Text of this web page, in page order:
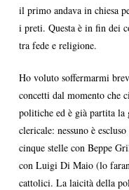
il primo andava in chiesa
i preti. Questa è in fin dei
tra fede e religione.
Ho voluto soffermarmi
concetti dal momento che
politiche ed è già partita la
clericale: nessuno è
cinque stelle con Beppe
con Luigi Di Maio (lo
cattolici. La laicità della